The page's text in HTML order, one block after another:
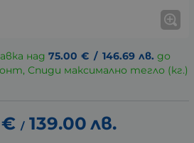
над 75.00 € / 146.69 лв. до
Спиди максимално тегло (кг.)
€ / 139.00 лв.